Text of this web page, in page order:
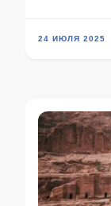
24 ИЮЛЯ 2025